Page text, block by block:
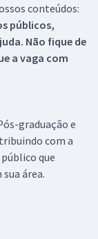
conteúdos:
públicos,
Não fique de
a vaga com
graduação e
com a
que
área.